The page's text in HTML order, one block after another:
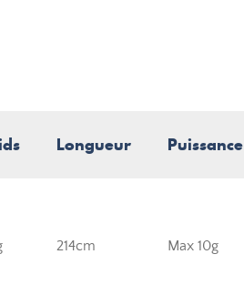
Longueur Puissance
214cm Max 10g